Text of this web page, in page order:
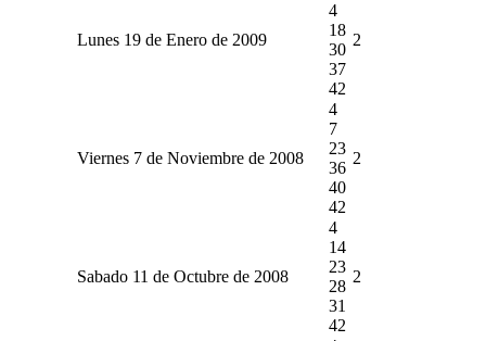
Lunes 19 de Enero de 2009
4
18
30
37
42
2
Viernes 7 de Noviembre de 2008
4
7
23
36
40
42
2
Sabado 11 de Octubre de 2008
4
14
23
28
31
42
2